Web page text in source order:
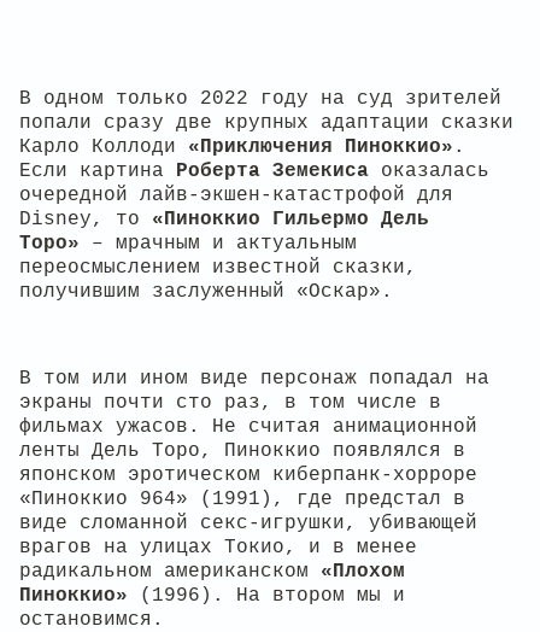
В одном только 2022 году на суд зрителей
попали сразу две крупных адаптации сказки
Карло Коллоди «Приключения Пиноккио» .
Если картина Роберта Земекиса оказалась
очередной лайв-экшен-катастрофой для
Disney, то «Пиноккио Гильермо Дель
Торо» – мрачным и актуальным
переосмыслением известной сказки,
получившим заслуженный «Оскар».
В том или ином виде персонаж попадал на
экраны почти сто раз, в том числе в
фильмах ужасов. Не считая анимационной
ленты Дель Торо, Пиноккио появлялся в
японском эротическом киберпанк-хорроре
«Пиноккио 964» (1991), где предстал в
виде сломанной секс-игрушки, убивающей
врагов на улицах Токио, и в менее
радикальном американском «Плохом
Пиноккио»
(1996). На втором мы и
остановимся.